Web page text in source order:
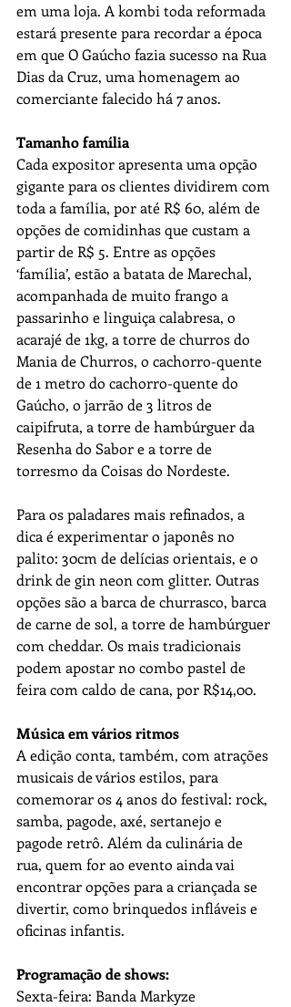
em uma loja. A kombi toda reformada
estará presente para recordar a época
em que O Gaúcho fazia sucesso na Rua
Dias da Cruz, uma homenagem ao
comerciante falecido há 7 anos.
Tamanho família
Cada expositor apresenta uma opção
gigante para os clientes dividirem com
toda a família, por até R$ 60, além de
opções de comidinhas que custam a
partir de R$ 5. Entre as opções
‘família’, estão a batata de Marechal,
acompanhada de muito frango a
passarinho e linguiça calabresa, o
acarajé de 1kg, a torre de churros do
Mania de Churros, o cachorro-quente
de 1 metro do cachorro-quente do
Gaúcho, o jarrão de 3 litros de
caipifruta, a torre de hambúrguer da
Resenha do Sabor e a torre de
torresmo da Coisas do Nordeste.
Para os paladares mais refinados, a
dica é experimentar o japonês no
palito: 30cm de delícias orientais, e o
drink de gin neon com glitter. Outras
opções são a barca de churrasco, barca
de carne de sol, a torre de hambúrguer
com cheddar. Os mais tradicionais
podem apostar no combo pastel de
feira com caldo de cana, por R$14,00.
Música em vários ritmos
A edição conta, também, com atrações
musicais de vários estilos, para
comemorar os 4 anos do festival: rock,
samba, pagode, axé, sertanejo e
pagode retrô. Além da culinária de
rua, quem for ao evento ainda vai
encontrar opções para a criançada se
divertir, como brinquedos infláveis e
oficinas infantis.
Programação de shows:
Sexta-feira: Banda Markyze